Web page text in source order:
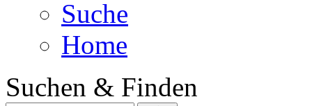
Suche
Home
Suchen & Finden